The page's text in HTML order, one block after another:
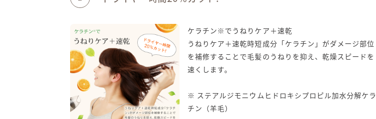
ケラチン※でうねりケア＋速乾
うねりケア＋速乾時短成分「ケラチン」がダメージ部位
を補修することで毛髪のうねりを抑え、乾燥スピードを
速くします。
※ ステアルジモニウムヒドロキシプロピル加水分解ケラ
チン（羊毛）